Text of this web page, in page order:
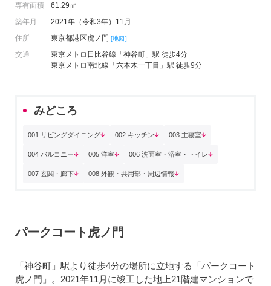
専有面積
61.29㎡
築年月
2021年（令和3年）11月
住所
東京都港区虎ノ門 [地図]
交通
東京メトロ日比谷線「神谷町」駅 徒歩4分
東京メトロ南北線「六本木一丁目」駅 徒歩9分
みどころ
001 リビングダイニング 002 キッチン 003 主寝室
004 バルコニー 005 洋室 006 洗面室・浴室・トイレ
007 玄関・廊下 008 外観・共用部・周辺情報
パークコート虎ノ門
「神谷町」駅より徒歩4分の場所に立地する「パークコート
虎ノ門」。2021年11月に竣工した地上21階建マンションで